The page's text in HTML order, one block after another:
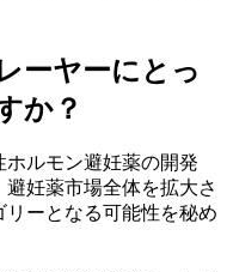
ーヤーにとっ
か？
ルモン避妊薬の開発
妊薬市場全体を拡大さ
ーとなる可能性を秘め